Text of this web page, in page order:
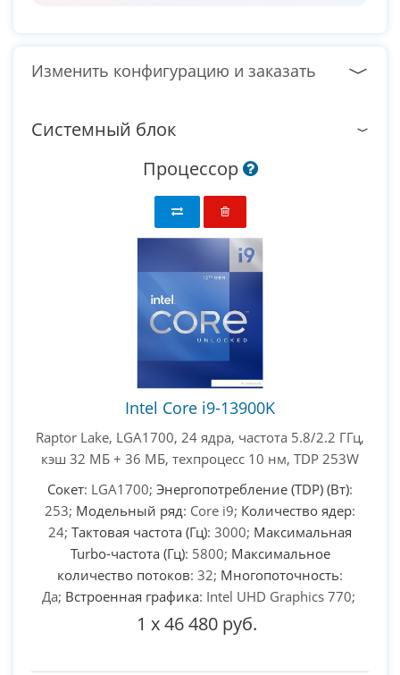
Изменить конфигурацию и заказать
Системный блок
Процессор
Intel Core i9-13900K
Raptor Lake, LGA1700, 24 ядра, частота 5.8/2.2 ГГц,
кэш 32 МБ + 36 МБ, техпроцесс 10 нм, TDP 253W
Сокет: LGA1700; Энергопотребление (TDP) (Вт):
253; Модельный ряд: Core i9; Количество ядер:
24; Тактовая частота (Гц): 3000; Максимальная
Turbo-частота (Гц): 5800; Максимальное
количество потоков: 32; Многопоточность:
Да; Встроенная графика: Intel UHD Graphics 770;
1 x46 480 руб.